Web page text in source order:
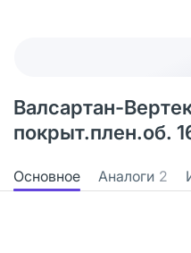
Валсартан-
покрыт.плен.об.
Основное Аналоги 2